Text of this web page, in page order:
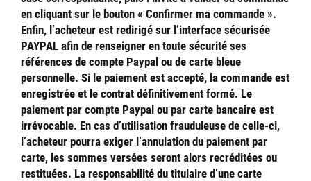
en cliquant sur le bouton « Confirmer ma commande ».
Enfin, l’acheteur est redirigé sur l’interface sécurisée
PAYPAL afin de renseigner en toute sécurité ses
références de compte Paypal ou de carte bleue
personnelle. Si le paiement est accepté, la commande est
enregistrée et le contrat définitivement formé. Le
paiement par compte Paypal ou par carte bancaire est
irrévocable. En cas d’utilisation frauduleuse de celle-ci,
l’acheteur pourra exiger l’annulation du paiement par
carte, les sommes versées seront alors recréditées ou
restituées. La responsabilité du titulaire d’une carte